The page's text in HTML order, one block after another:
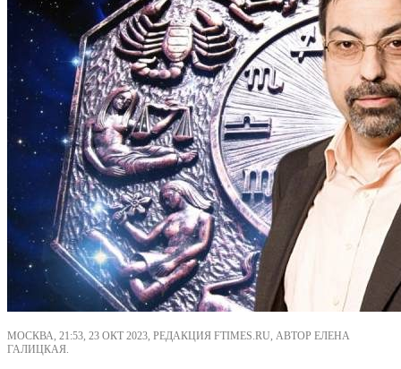
МОСКВА, 21:53, 23 ОКТ 2023, РЕДАКЦИЯ FTIMES.RU, АВТОР ЕЛЕНА
ГАЛИЦКАЯ.